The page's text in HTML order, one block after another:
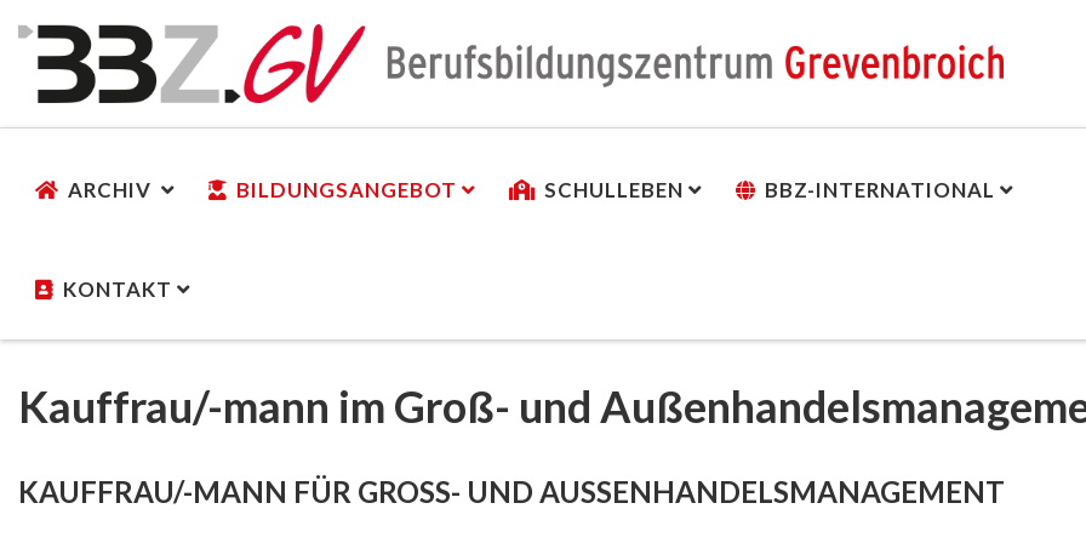
ARCHIV BILDUNGSANGEBOT SCHULLEBEN BBZ-INTERNATIONAL
KONTAKT
Kauffrau/-mann im Groß- und
KAUFFRAU/-MANN FÜR GROSS- UND AUSSENHANDELSMANAGEMENT